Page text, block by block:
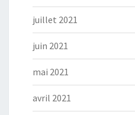
juillet 2021
juin 2021
mai 2021
avril 2021